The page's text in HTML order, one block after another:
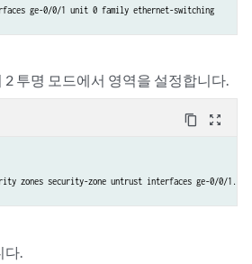
ge-0/0/1 unit 0 family ethernet-switching
2 투명 모드에서 영역을 설정합니다.
content_copy zoom_out_map
zones security-zone untrust interfaces ge-0/0/1.0
.